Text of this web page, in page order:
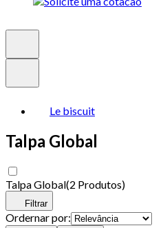
Le biscuit
Talpa Global
Talpa Global(2 Produtos)
Filtrar
Ordernar por: